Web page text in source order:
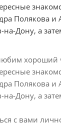
Полякова и
на-Дону, а
хороший
Полякова и
на-Дону, а
с вами